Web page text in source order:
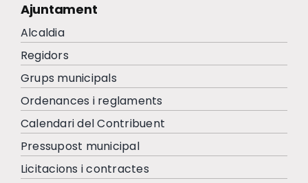
Ajuntament
Alcaldia
Regidors
Grups municipals
Ordenances i reglaments
Calendari del Contribuent
Pressupost municipal
Licitacions i contractes